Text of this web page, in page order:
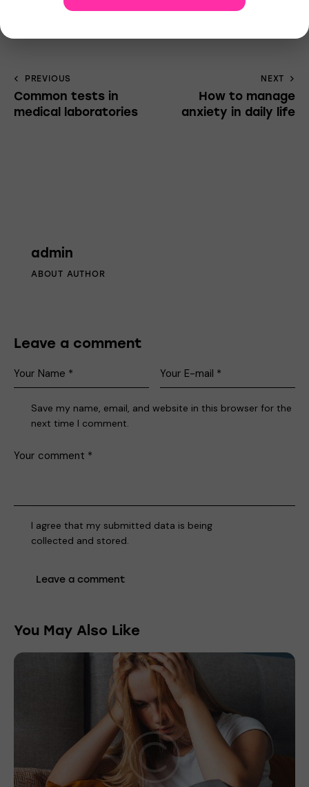
PREVIOUS
Common tests in
medical laboratories
NEXT
How to manage
anxiety in daily life
admin
ABOUT AUTHOR
Leave a comment
Save my name, email, and website in this browser for the
next time I comment.
I agree that my submitted data is being
collected and stored.
You May Also Like